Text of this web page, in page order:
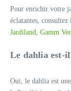
Pour enrichir votre
éclatantes,
Jardiland, Gamm
Le dahlia est-
Oui, le dahlia est